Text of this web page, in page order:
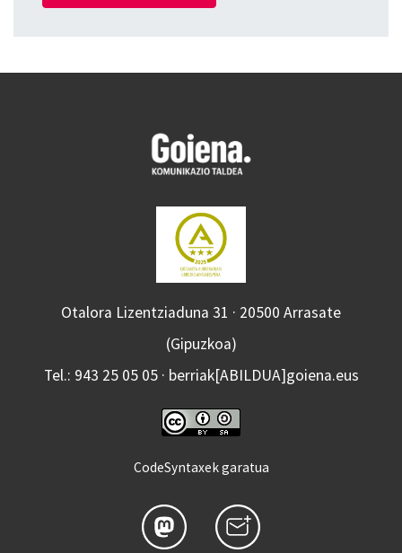
Otalora Lizentziaduna 31 · 20500 Arrasate
(Gipuzkoa)
Tel.: 943 25 05 05 · berriak[ABILDUA]goiena.eus
CodeSyntaxek garatua